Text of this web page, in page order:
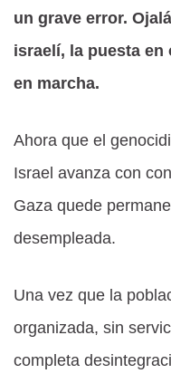
un grave error.
israelí, la puesta en
en marcha.
Ahora que el
Israel avanza con
Gaza quede
desempleada.
Una vez que la
organizada, sin
completa